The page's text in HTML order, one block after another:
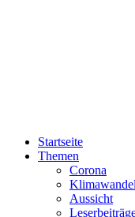
Startseite
Themen
Corona
Klimawandel
Aussicht